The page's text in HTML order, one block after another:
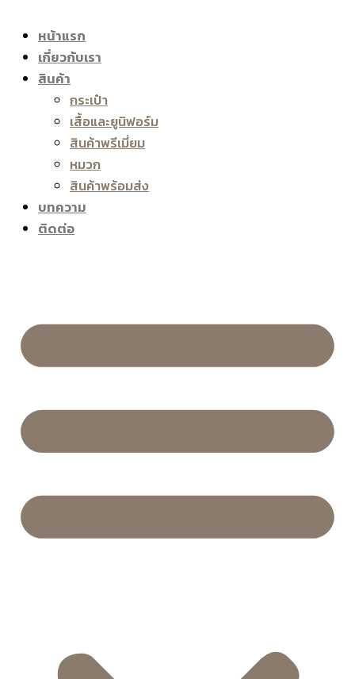
หน้าแรก
เกี่ยวกับเรา
สินค้า
กระเป๋า
เสื้อและยูนิฟอร์ม
สินค้าพรีเมี่ยม
หมวก
สินค้าพร้อมส่ง
บทความ
ติดต่อ